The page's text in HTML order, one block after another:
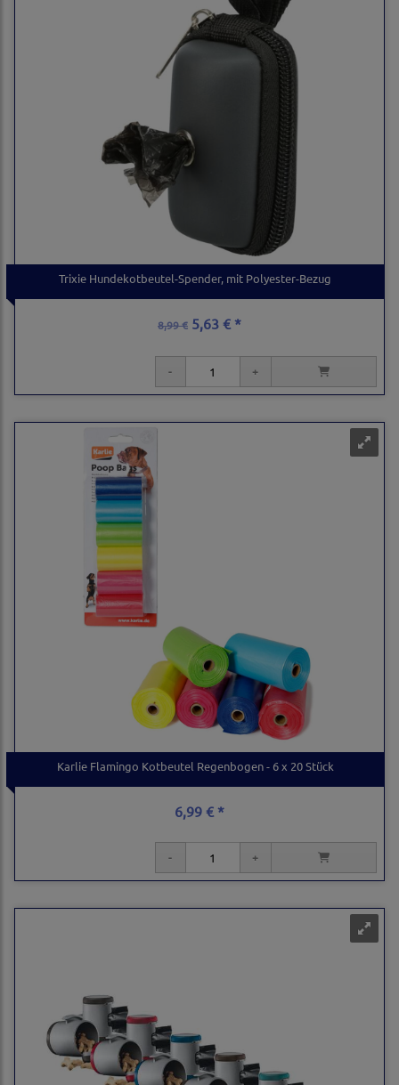
Trixie Hundekotbeutel-Spender, mit Polyester-Bezug
8,99 € 5,63 € *
Karlie Flamingo Kotbeutel Regenbogen - 6 x 20 Stück
6,99 € *